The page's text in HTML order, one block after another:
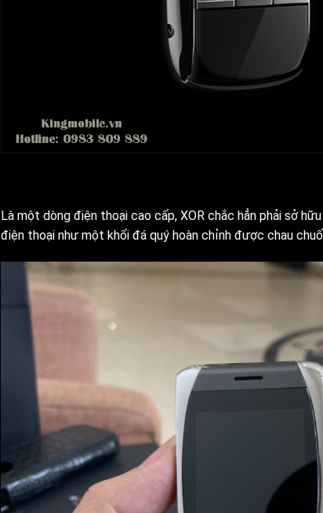
Là một dòng điện thoại cao cấp, XOR chắc hẳn phải sở
điện thoại như một khối đá quý hoàn chỉnh được chau